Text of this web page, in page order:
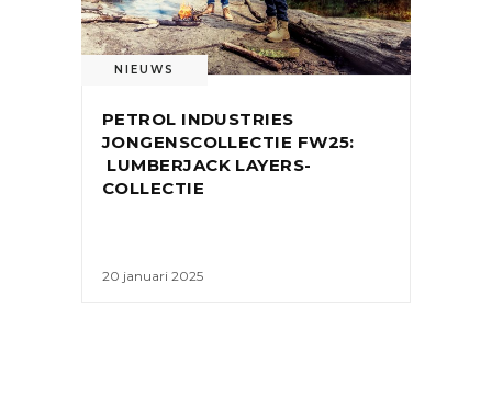
NIEUWS
PETROL INDUSTRIES
JONGENSCOLLECTIE FW25:
LUMBERJACK LAYERS-
COLLECTIE
20 januari 2025